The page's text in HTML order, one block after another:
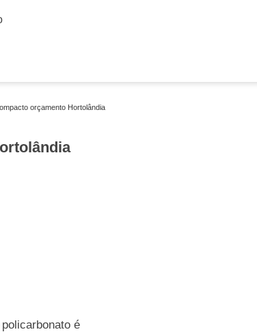
orçamento Hortolândia
é